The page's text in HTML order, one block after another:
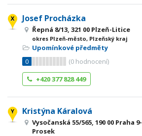
Josef Procházka
Řepná 8/13, 321 00 Plzeň-Litice
okres Plzeň-město, Plzeňský kraj
Upomínkové předměty
0
(0 hodnocení)
+420 377 828 449
Kristýna Káralová
Vysočanská 55/565, 190 00 Praha 9-
Prosek